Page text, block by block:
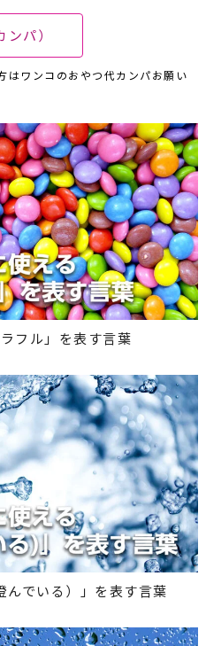
パ）
はワンコのおやつ代カンパお願い
フル」を表す言葉
んでいる）」を表す言葉